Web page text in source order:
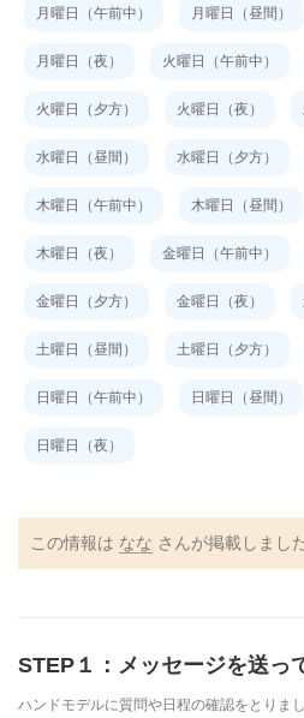
月曜日（午前中） 月曜日（昼間）
月曜日（夜） 火曜日（午前中）
火曜日（夕方） 火曜日（夜）
水曜日（昼間） 水曜日（夕方）
木曜日（午前中） 木曜日（昼間）
木曜日（夜） 金曜日（午前中）
金曜日（夕方） 金曜日（夜）
土曜日（昼間） 土曜日（夕方）
日曜日（午前中） 日曜日（昼間）
日曜日（夜）
この情報は なな さんが掲載しました
STEP１：メッセージを送っ
ハンドモデルに質問や日程の確認をとりまし